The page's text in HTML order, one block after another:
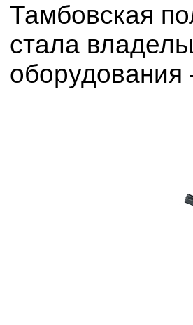
Тамбовская
стала